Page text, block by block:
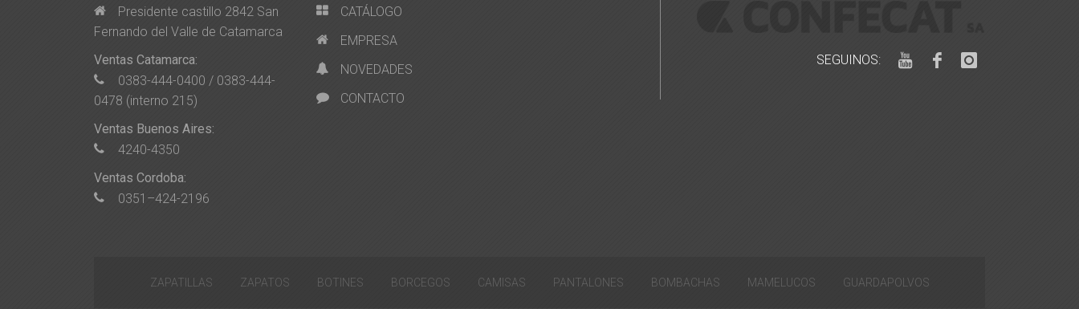
Presidente castillo 2842 San
Fernando del Valle de Catamarca
Ventas Catamarca:
0383-444-0400 / 0383-444-
0478 (interno 215)
Ventas Buenos Aires:
4240-4350
Ventas Cordoba:
0351–424-2196
CATÁLOGO
EMPRESA
NOVEDADES
CONTACTO
SEGUINOS:
ZAPATILLAS ZAPATOS BOTINES BORCEGOS CAMISAS PANTALONES BOMBACHAS MAMELUCOS GUARDAPOLVOS